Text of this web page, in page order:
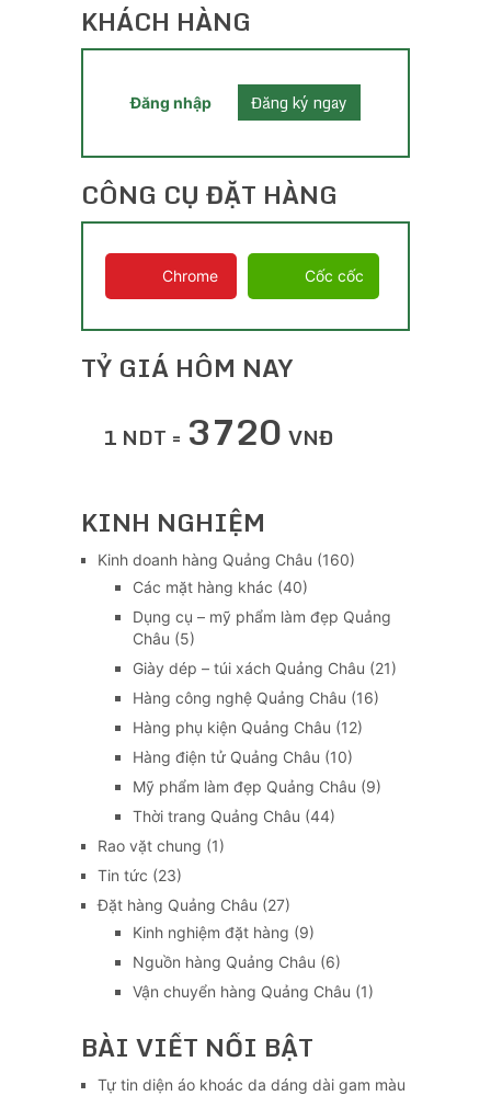
KHÁCH HÀNG
Đăng nhập Đăng ký ngay
CÔNG CỤ ĐẶT HÀNG
Chrome Cốc cốc
TỶ GIÁ HÔM NAY
1 NDT = 3720 VNĐ
KINH NGHIỆM
Kinh doanh hàng Quảng Châu (160)
Các mặt hàng khác (40)
Dụng cụ – mỹ phẩm làm đẹp Quảng
Châu (5)
Giày dép – túi xách Quảng Châu (21)
Hàng công nghệ Quảng Châu (16)
Hàng phụ kiện Quảng Châu (12)
Hàng điện tử Quảng Châu (10)
Mỹ phẩm làm đẹp Quảng Châu (9)
Thời trang Quảng Châu (44)
Rao vặt chung (1)
Tin tức (23)
Đặt hàng Quảng Châu (27)
Kinh nghiệm đặt hàng (9)
Nguồn hàng Quảng Châu (6)
Vận chuyển hàng Quảng Châu (1)
BÀI VIẾT NỔI BẬT
Tự tin diện áo khoác da dáng dài gam màu